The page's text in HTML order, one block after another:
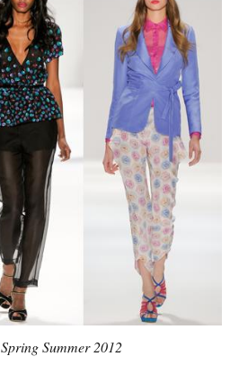
Summer 2012